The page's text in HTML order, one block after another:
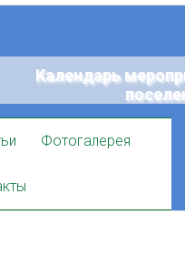
Календарь
Фотогалерея